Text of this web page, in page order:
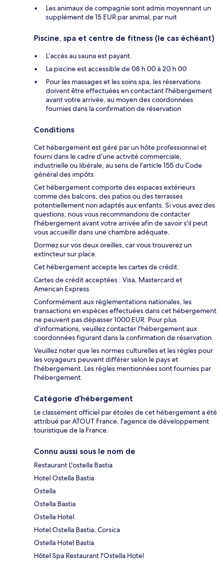
Les animaux de compagnie sont admis moyennant un
supplément de 15 EUR par animal, par nuit
Piscine, spa et centre de fitness (le cas échéant)
L’accès au sauna est payant.
La piscine est accessible de 08 h 00 à 20 h 00
Pour les massages et les soins spa, les réservations
doivent être effectuées en contactant l'hébergement
avant votre arrivée, au moyen des coordonnées
fournies dans la confirmation de réservation
Conditions
Cet hébergement est géré par un hôte professionnel et
fourni dans le cadre d’une activité commerciale,
industrielle ou libérale, au sens de l’article 155 du Code
général des impôts
Cet hébergement comporte des espaces extérieurs
comme des balcons, des patios ou des terrasses
potentiellement non adaptés aux enfants. Si vous avez des
questions, nous vous recommandons de contacter
l'hébergement avant votre arrivée afin de savoir s'il peut
vous accueillir dans une chambre adéquate.
Dormez sur vos deux oreilles, car vous trouverez un
extincteur sur place.
Cet hébergement accepte les cartes de crédit.
Cartes de crédit acceptées : Visa, Mastercard et
American Express.
Conformément aux réglementations nationales, les
transactions en espèces effectuées dans cet hébergement
ne peuvent pas dépasser 1000 EUR. Pour plus
d'informations, veuillez contacter l'hébergement aux
coordonnées figurant dans la confirmation de réservation.
Veuillez noter que les normes culturelles et les règles pour
les voyageurs peuvent différer selon le pays et
l'hébergement. Les règles mentionnées sont fournies par
l'hébergement.
Catégorie d’hébergement
Le classement officiel par étoiles de cet hébergement a été
attribué par ATOUT France, l'agence de développement
touristique de la France.
Connu aussi sous le nom de
Restaurant L'ostella Bastia
Hotel Ostella Bastia
Ostella
Ostella Bastia
Ostella Hotel
Hotel Ostella Bastia, Corsica
Ostella Hotel Bastia
Hôtel Spa Restaurant l'Ostella Hotel